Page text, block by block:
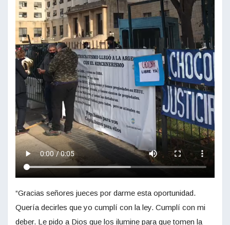
“Gracias señores jueces por darme esta oportunidad.
Quería decirles que yo cumplí con la ley. Cumplí con mi
deber. Le pido a Dios que los ilumine para que tomen la